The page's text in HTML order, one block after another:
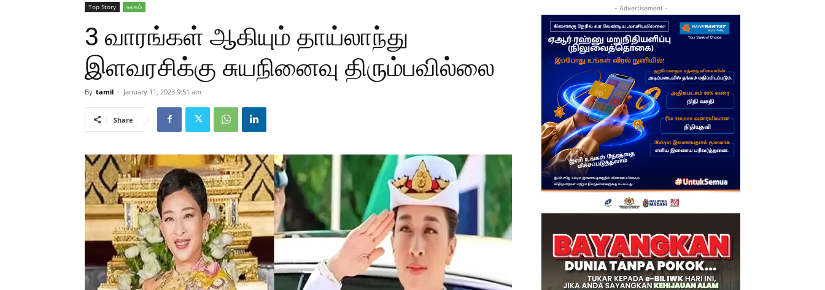
Top Story உலகம்
3 வாரங்கள் ஆகியும் தாய்லாந்து
இளவரசிக்கு சுயநினைவு திரும்பவில்லை
By tamil - January 11, 2023 9:51 am
Share
- Advertisement -